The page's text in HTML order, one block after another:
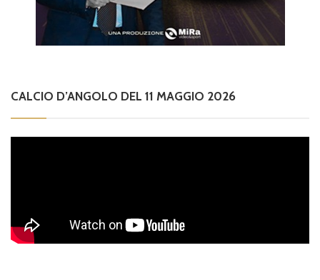
CALCIO D’ANGOLO DEL 11 MAGGIO 2026